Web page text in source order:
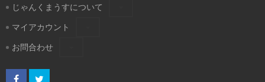
じゃんくまうすについて
マイアカウント
お問合わせ